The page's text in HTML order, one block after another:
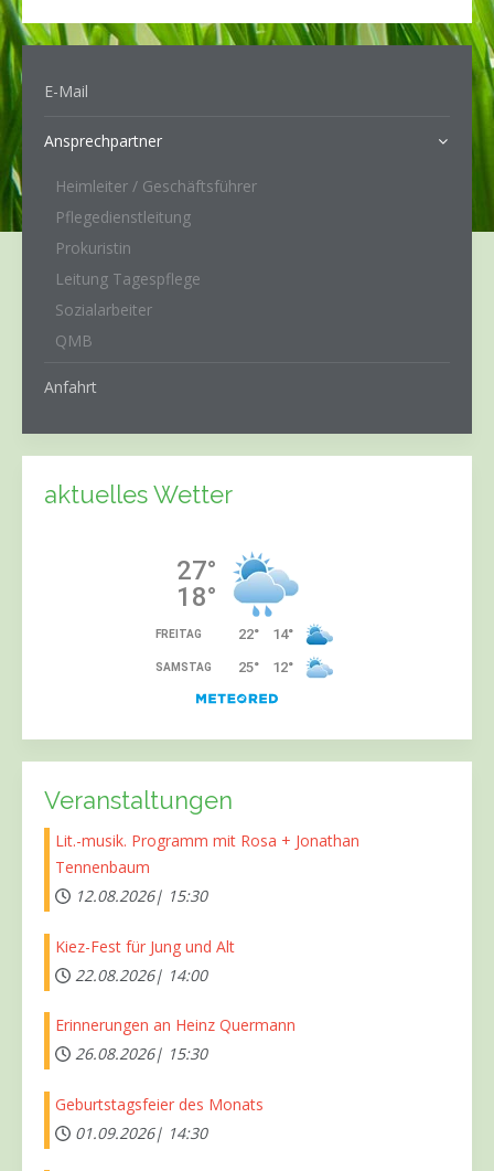
E-Mail
Ansprechpartner
Heimleiter / Geschäftsführer
Pflegedienstleitung
Prokuristin
Leitung Tagespflege
Sozialarbeiter
QMB
Anfahrt
aktuelles Wetter
Veranstaltungen
Lit.-musik. Programm mit Rosa + Jonathan
Tennenbaum
12.08.2026| 15:30
Kiez-Fest für Jung und Alt
22.08.2026| 14:00
Erinnerungen an Heinz Quermann
26.08.2026| 15:30
Geburtstagsfeier des Monats
01.09.2026| 14:30